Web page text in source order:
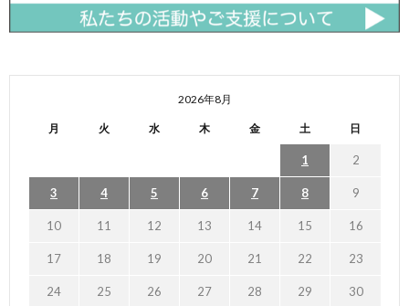
2026年8月
月 火 水 木 金 土 日
1 2
3 4 5 6 7 8 9
10 11 12 13 14 15 16
17 18 19 20 21 22 23
24 25 26 27 28 29 30